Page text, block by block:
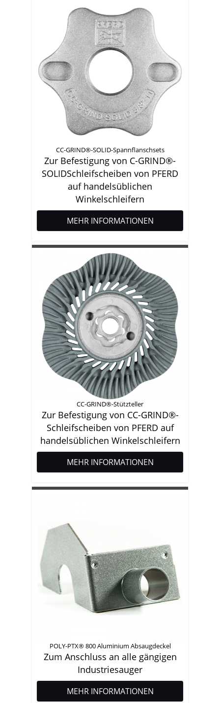
CC-GRIND®-SOLID-Spannflanschsets
Zur Befestigung von C-GRIND®-
SOLIDSchleifscheiben von PFERD
auf handelsüblichen
Winkelschleifern
MEHR INFORMATIONEN
CC-GRIND®-Stützteller
Zur Befestigung von CC-GRIND®-
Schleifscheiben von PFERD auf
handelsüblichen Winkelschleifern
MEHR INFORMATIONEN
POLY-PTX® 800 Aluminium Absaugdeckel
Zum Anschluss an alle gängigen
Industriesauger
MEHR INFORMATIONEN